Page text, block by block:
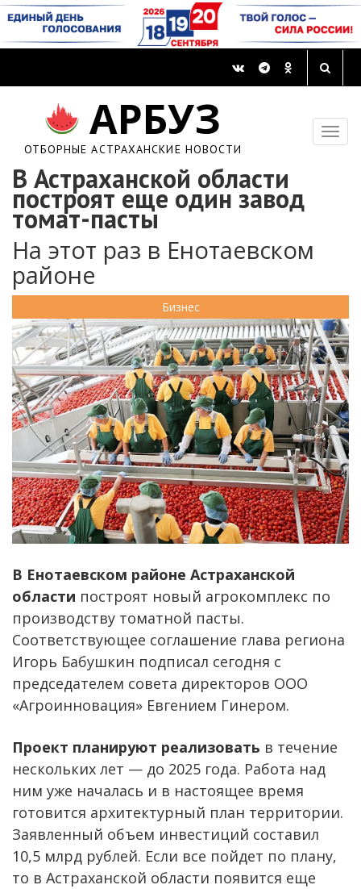
АРБУЗ
ОТБОРНЫЕ АСТРАХАНСКИЕ НОВОСТИ
В Астраханской области
построят еще один завод
томат-пасты
На этот раз в Енотаевском
районе
Бизнес
В Енотаевском районе Астраханской
области построят новый агрокомплекс по
производству томатной пасты.
Соответствующее соглашение глава региона
Игорь Бабушкин подписал сегодня с
председателем совета директоров ООО
«Агроинновация» Евгением Гинером.
Проект планируют реализовать в течение
нескольких лет — до 2025 года. Работа над
ним уже началась и в настоящее время
готовится архитектурный план территории.
Заявленный объем инвестиций составил
10,5 млрд рублей. Если все пойдет по плану,
то в Астраханской области появится еще